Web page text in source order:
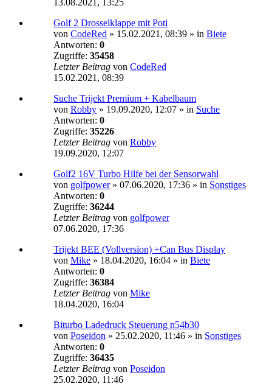
13.08.2021, 13:25
Golf 2 Drosselklappe mit Poti
von CodeRed » 15.02.2021, 08:39 » in Biete
Antworten: 0
Zugriffe: 35458
Letzter Beitrag von CodeRed
15.02.2021, 08:39
Suche Trijekt Premium + Kabelbaum
von Robby » 19.09.2020, 12:07 » in Suche
Antworten: 0
Zugriffe: 35226
Letzter Beitrag von Robby
19.09.2020, 12:07
Golf2 16V Turbo Hilfe bei der Sensorwahl
von golfpower» 07.06.2020, 17:36 » in Sonstiges
Antworten: 0
Zugriffe: 36244
Letzter Beitrag von golfpower
07.06.2020, 17:36
Trijekt BEE (Vollversion) +Can Bus Display
von Mike » 18.04.2020, 16:04 » in Biete
Antworten: 0
Zugriffe: 36384
Letzter Beitrag von Mike
18.04.2020, 16:04
Biturbo Ladedruck Steuerung n54b30
von Poseidon » 25.02.2020, 11:46 » in Sonstiges
Antworten: 0
Zugriffe: 36435
Letzter Beitrag von Poseidon
25.02.2020, 11:46